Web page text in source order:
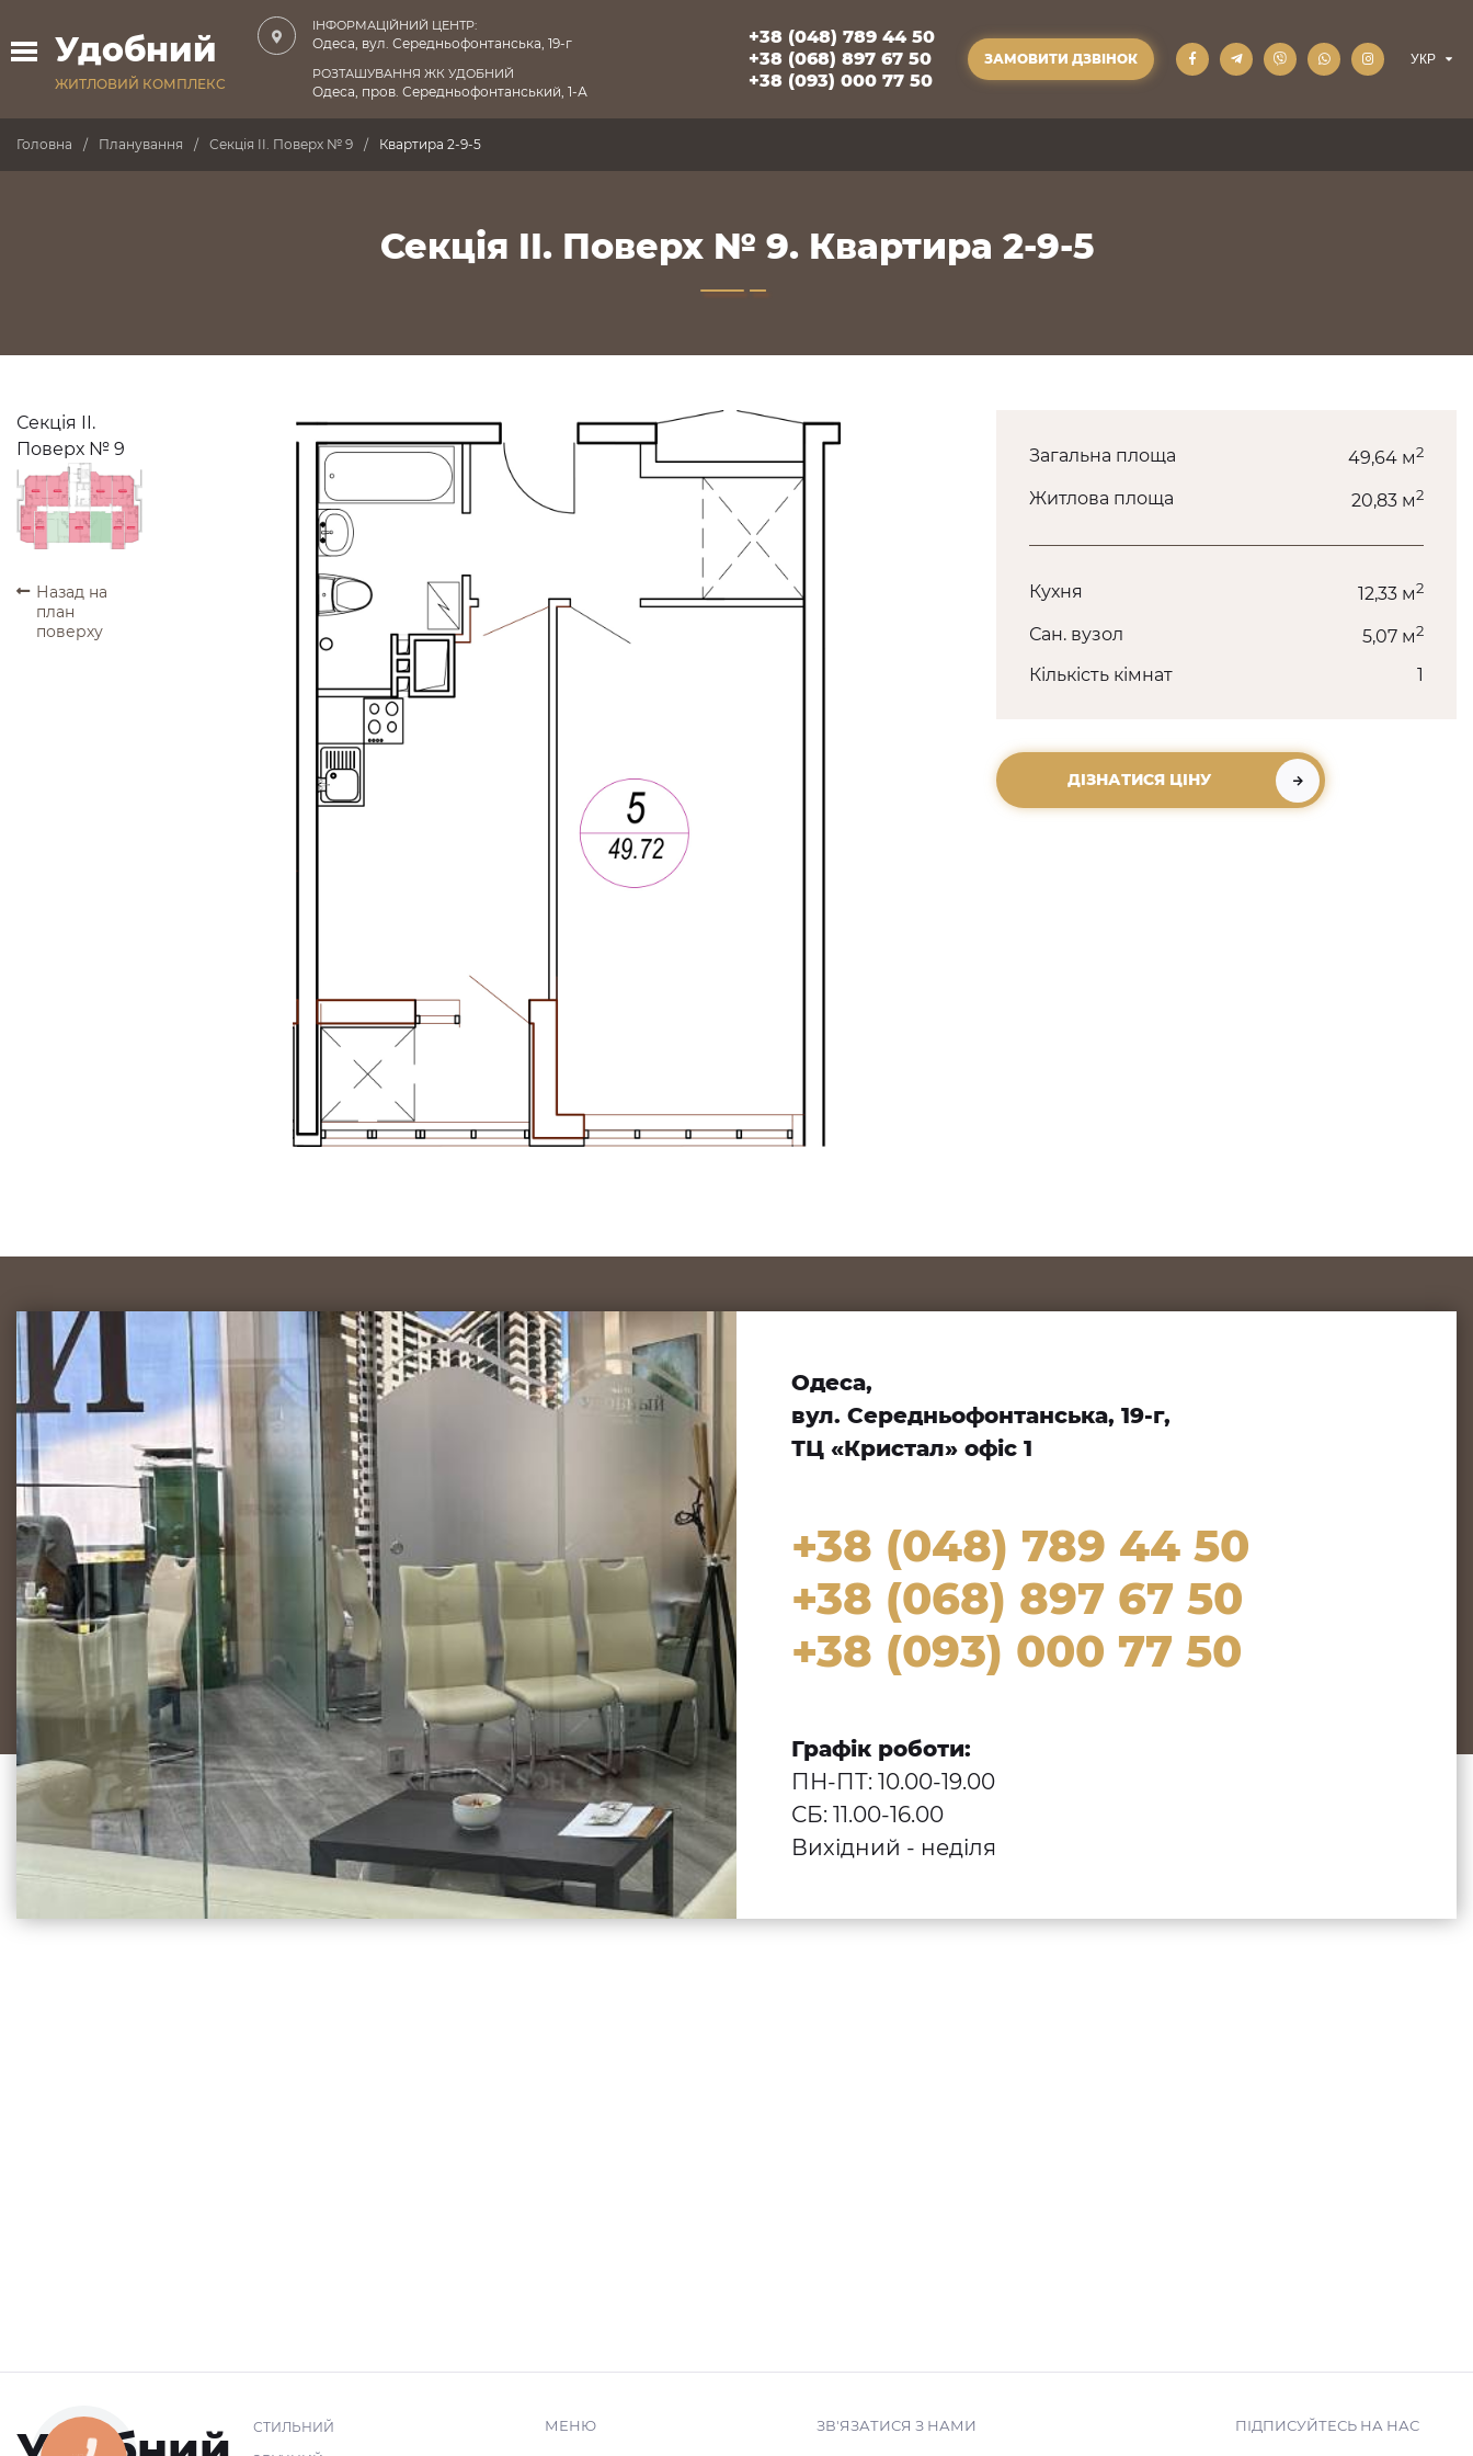
Удобний
ЖИТЛОВИЙ КОМПЛЕКС
ІНФОРМАЦІЙНИЙ ЦЕНТР:
Одеса, вул. Середньофонтанська, 19-г
РОЗТАШУВАННЯ ЖК УДОБНИЙ
Одеса, пров. Середньофонтанський, 1-А
+38 (048) 789 44 50
+38 (068) 897 67 50
+38 (093) 000 77 50
ЗАМОВИТИ ДЗВІНОК
Головна Планування Секція II. Поверх № 9 Квартира 2-9-5
Секція II. Поверх № 9. Квартира 2-9-5
Секція II.
Поверх № 9
ПРОДАНО
ПРОДАНО
ПРОДАНО
ПРОДАНО
ПРОДАНО
Назад на
план
поверху
Загальна площа 49,64 м2
Житлова площа 20,83 м2
Кухня 12,33 м2
Сан. вузол 5,07 м2
Кількість кімнат 1
ДІЗНАТИСЯ ЦІНУ
Одеса,
вул. Середньофонтанська, 19-г,
ТЦ «Кристал» офіс 1
+38 (048) 789 44 50
+38 (068) 897 67 50
+38 (093) 000 77 50
Графік роботи:
ПН-ПТ: 10.00-19.00
СБ: 11.00-16.00
Вихідний - неділя
СТИЛЬНИЙ
МЕНЮ ЗВ'ЯЗАТИСЯ З НАМИ ПІДПИСУЙТЕСЬ НА НАС